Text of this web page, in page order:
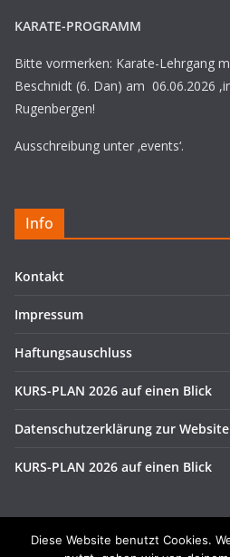
KARATE-PROGRAMM
Bitte vormerken: Karate-Lehrgang
Beschnidt (6. Dan) am 06.06.2026
Rugenbergen!
Ausschreibung unter ‚events‘.
Info
Kontakt
Impressum
Haftungsauschluss
KURS-PLAN 2026 auf einen Blick
Datenschutzerklärung zur Website
KURS-PLAN 2026 auf einen Blick
Diese Website benutzt Cookies.